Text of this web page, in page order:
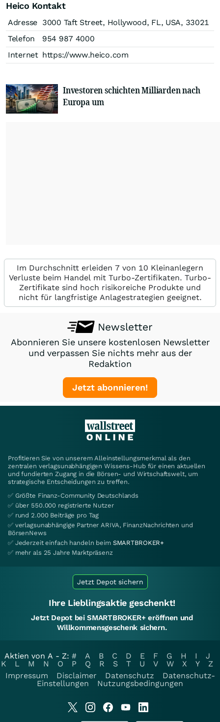
Heico Kontakt
Adresse 3000 Taft Street, Hollywood, FL, USA, 33021
Telefon
954 987 4000
Internet https://www.heico.com
Investoren schichten Milliarden nach
Europa um
Im Durchschnitt erleiden 7 von 10 Kleinanlegern
Verluste beim Handel mit Turbo-Zertifikaten. Turbo-
Zertifikate sind hoch risikoreiche Produkte und
nicht für langfristige Anlagestrategien geeignet.
Newsletter
Abonnieren Sie unsere kostenlosen Newsletter
und verpassen Sie nichts mehr aus der
Redaktion
Jetzt abonnieren!
Profitieren Sie von unserem Alleinstellungsmerkmal als den
zentralen verlagsunabhängigen Wissens-Hub für einen aktuellen
und fundierten Zugang in die Börsen- und Wirtschaftswelt, um
strategische Entscheidungen zu treffen.
✅ Größte Finanz-Community Deutschlands
✅ über 550.000 registrierte Nutzer
✅ rund 2.000 Beiträge pro Tag
✅ verlagsunabhängige Partner ARIVA, FinanzNachrichten und
BörsenNews
✅ Jederzeit einfach handeln beim SMARTBROKER+
✅ mehr als 25 Jahre Marktpräsenz
Jetzt Depot sichern
Ihre Lieblingsaktie geschenkt!
Jetzt Depot bei SMARTBROKER+ eröffnen und
Willkommensgeschenk sichern.
Aktien von A - Z: # A B C D E F G H I
J
K
L M N O P Q R S T U V W X Y
Z
Impressum
Disclaimer Datenschutz
Datenschutz-
Einstellungen
Nutzungsbedingungen